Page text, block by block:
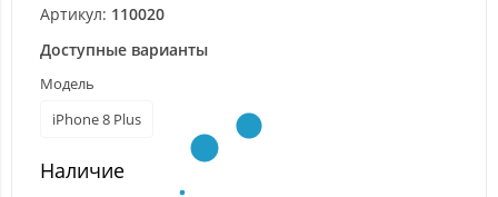
Артикул: 110020
Доступные варианты
Модель
iPhone 8 Plus
Наличие